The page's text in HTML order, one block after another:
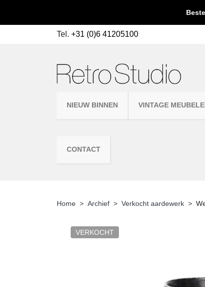
Tel. +31 (0)6 41205100
NIEUW BINNEN VINTAGE
CONTACT
Home Archief Verkocht aardewerk
VERKOCHT